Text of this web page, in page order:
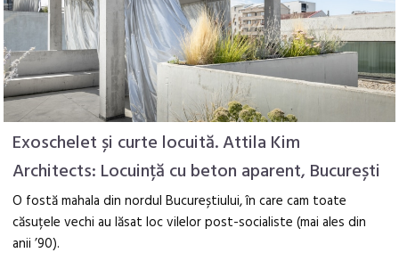
Exoschelet și curte locuită. Attila Kim
Architects: Locuință cu beton aparent, București
O fostă mahala din nordul Bucureștiului, în care cam toate
căsuțele vechi au lăsat loc vilelor post-socialiste (mai ales din
anii ’90).